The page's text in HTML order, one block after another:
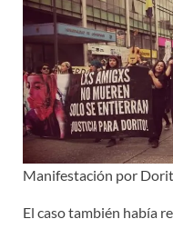
Manifestación por
El caso también había